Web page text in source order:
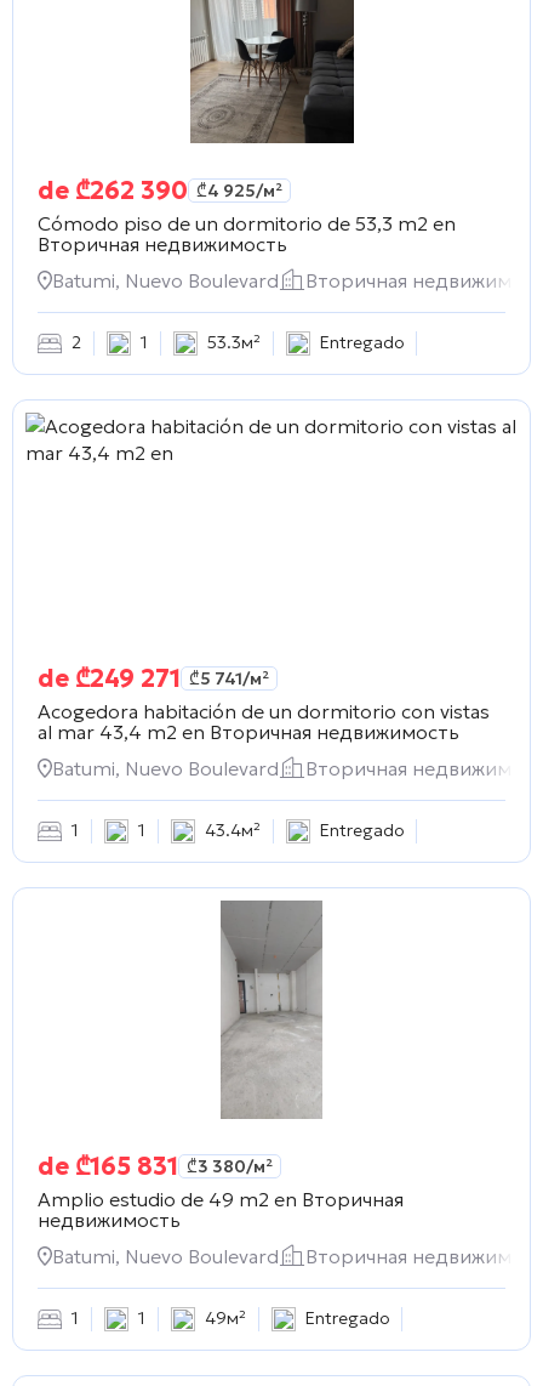
de ₾262 390 ₾4 925/м²
Cómodo piso de un dormitorio de 53,3 m2 en
Вторичная недвижимость
Batumi, Nuevo Boulevard
Вторичная
2 1 53.3м² Entregado
de ₾249 271 ₾5 741/м²
Acogedora habitación de un dormitorio con vistas
al mar 43,4 m2 en Вторичная недвижимость
Batumi, Nuevo Boulevard
Вторичная
1 1 43.4м² Entregado
de ₾165 831 ₾3 380/м²
Amplio estudio de 49 m2 en Вторичная
недвижимость
Batumi, Nuevo Boulevard
Вторичная
1 1 49м² Entregado